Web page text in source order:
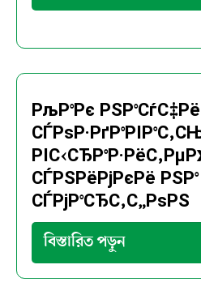
РљР°Рє
СЃРЅРёРјРєРё РЅР°
СЃРјР°СЂС‚С„РѕРЅ
বিস্তারিত পড়ুন